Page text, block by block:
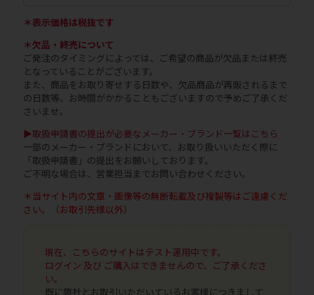
＊表示価格は税抜です
＊欠品・終売について
ご発注のタイミングによっては、ご希望の商品が欠品または終売
となっていることがございます。
また、商品をお取り寄せする日数や、欠品商品が再販されるまで
の日数等、お時間がかかることもございますので予めご了承くだ
さいませ。
▶取扱申請書の提出が必要なメーカー・ブランド一覧はこちら
一部のメーカー・ブランドにおいて、お取り扱いいただく際に
「取扱申請書」の提出をお願いしております。
ご不明な場合は、営業担当までお問い合わせください。
＊当サイト内の文章・画像等の無断転載及び複製等はご遠慮くだ
さい。（お取引先様以外）
現在、こちらのサイトはテスト運用中です。
ログイン 及び ご購入はできませんので、ご了承くださ
い。
既に弊社とお取引いただいているお客様につきまして